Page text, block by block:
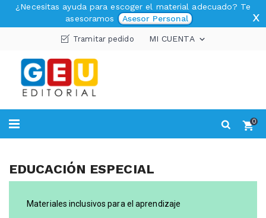
¿Necesitas ayuda para escoger el material adecuado? Te
asesoramos
Asesor Personal x
Tramitar pedido MI CUENTA 
0
EDUCACIÓN ESPECIAL
Materiales inclusivos para el aprendizaje